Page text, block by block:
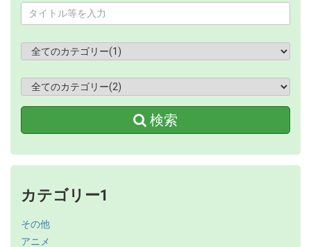
検索
カテゴリー1
その他
アニメ